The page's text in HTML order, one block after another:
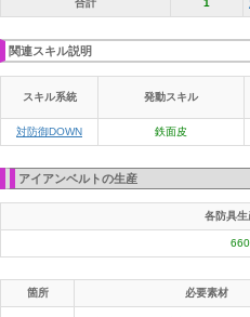
合計 1
関連スキル説明
スキル系統 発動スキル
対防御DOWN 鉄面皮
アイアンベルトの生産
各防具生
箇所 必要素材